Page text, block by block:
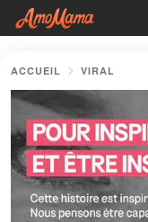
ACCUEIL VIRAL